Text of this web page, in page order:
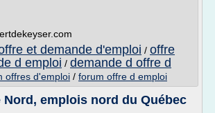
et demande d'emploi / offre
d emploi / demande d offre d
offres d'emploi / forum offre d emploi
Nord, emplois nord du Québec